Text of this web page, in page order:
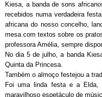
Kiesa, a banda de sons
recebidos numa verdadeira
africana do nosso concelho,
mesa com textos sobre os
professora Amélia, sempre
No dia 5 de julho, a banda
Quinta da Princesa.
Também o almoço festejou a
Foi uma linda festa e a Elda,
maravilhoso espetáculo de